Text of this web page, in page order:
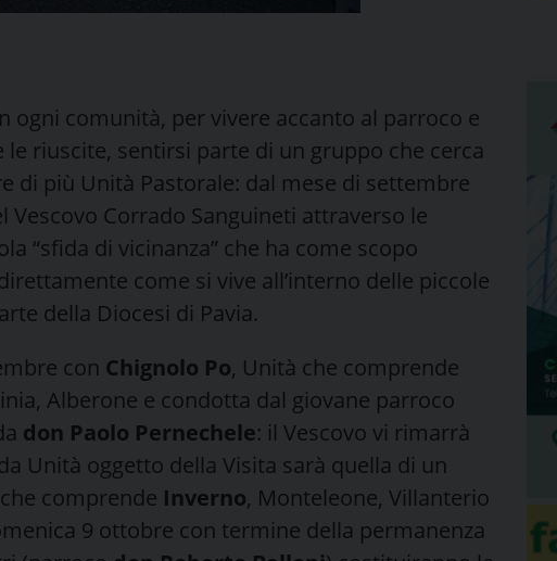
ogni comunità, per vivere accanto al parroco e
riuscite, sentirsi parte di un gruppo che cerca
di più Unità Pastorale: dal mese di settembre
Vescovo Corrado Sanguineti attraverso le
“sfida di vicinanza” che ha come scopo
come si vive all’interno delle piccole
della Diocesi di Pavia.
con Chignolo Po, Unità che comprende
Alberone e condotta dal giovane parroco
don Paolo Pernechele: il Vescovo vi rimarrà
Unità oggetto della Visita sarà quella di un
comprende Inverno, Monteleone, Villanterio
9 ottobre con termine della permanenza